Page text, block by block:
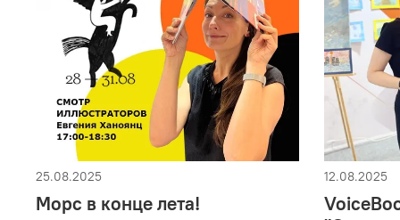
25.08.2025
Морс в конце лета!
12.08.2025